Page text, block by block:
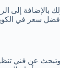
إلى
سعر في
عن فني